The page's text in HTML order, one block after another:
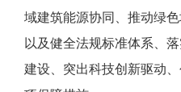
域建筑能源协同、推动绿
以及健全法规标准体系、
建设、突出科技创新驱动